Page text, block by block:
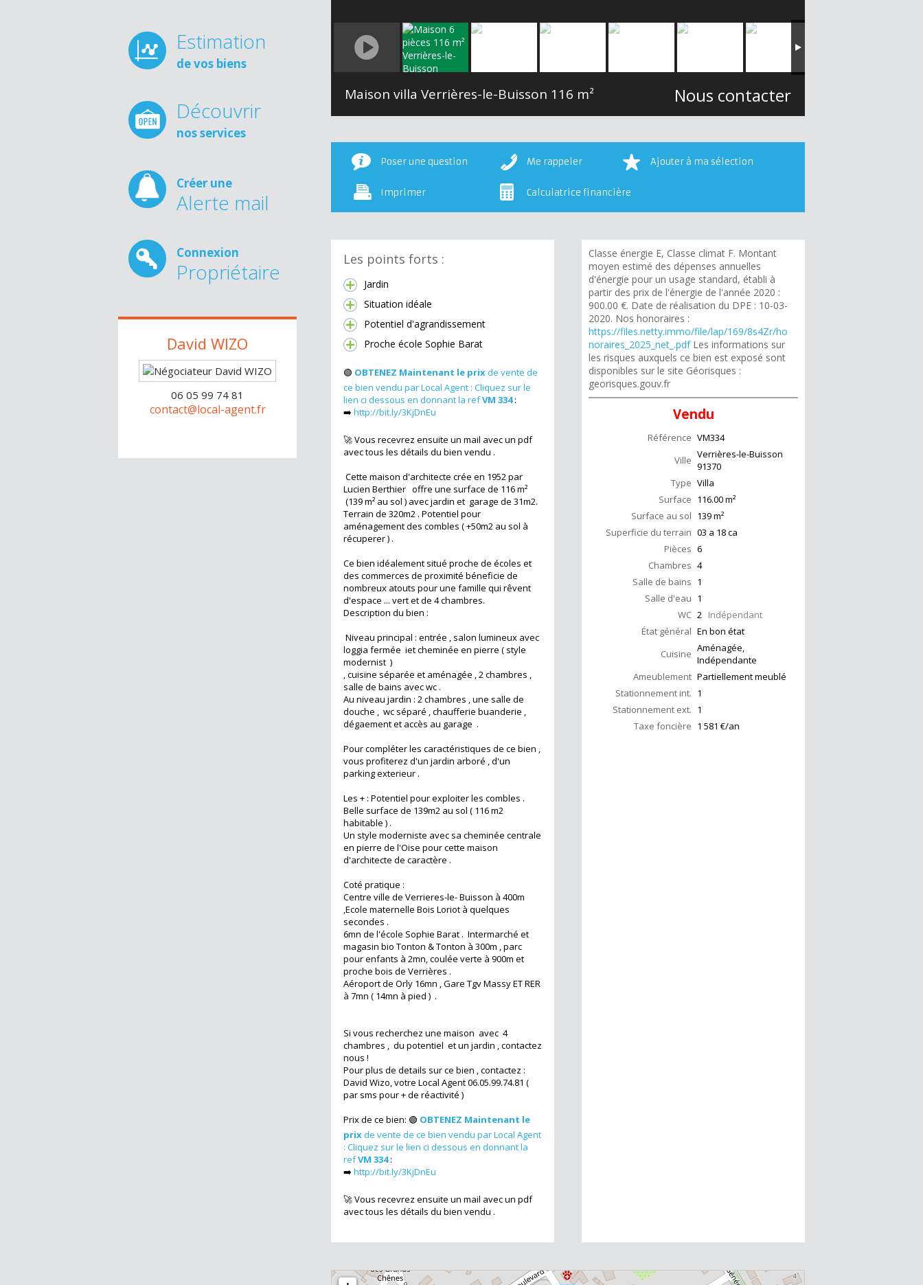
Estimation
de vos biens
Découvrir
nos services
Créer une
Alerte mail
Connexion
Propriétaire
David WIZO
06 05 99 74 81
contact@local-agent.fr
Maison villa Verrières-le-Buisson 116 m² Nous contacter
Poser une question Me rappeler Ajouter à ma sélection
Imprimer Calculatrice financière
Les points forts :
Jardin
Situation idéale
Potentiel d'agrandissement
Proche école Sophie Barat
🟢 OBTENEZ Maintenant le prixde vente de
ce bien vendu par Local Agent : Cliquez sur le
lien ci dessous en donnant la refVM 334:
➡️ http://bit.ly/3KjDnEu
🚀 Vous recevrez ensuite un mail avec un pdf
avec tous les détails du bien vendu .
Cette maison d'architecte crée en 1952 par
Lucien Berthier offre une surface de 116 m²
(139 m² au sol ) avec jardin et garage de 31m2.
Terrain de 320m2 . Potentiel pour
aménagement des combles ( +50m2 au sol à
récuperer ) .
Ce bien idéalement situé proche de écoles et
des commerces de proximité béneficie de
nombreux atouts pour une famille qui rêvent
d'espace ... vert et de 4 chambres.
Description du bien :
Niveau principal : entrée , salon lumineux avec
loggia fermée iet cheminée en pierre ( style
modernist )
, cuisine séparée et aménagée , 2 chambres ,
salle de bains avec wc .
Au niveau jardin : 2 chambres , une salle de
douche , wc séparé , chaufferie buanderie ,
dégaement et accès au garage .
Pour compléter les caractéristiques de ce bien ,
vous profiterez d'un jardin arboré , d'un
parking exterieur .
Les + : Potentiel pour exploiter les combles .
Belle surface de 139m2 au sol ( 116 m2
habitable ) .
Un style moderniste avec sa cheminée centrale
en pierre de l'Oise pour cette maison
d'architecte de caractère .
Coté pratique :
Centre ville de Verrieres-le- Buisson à 400m
,Ecole maternelle Bois Loriot à quelques
secondes .
6mn de l'école Sophie Barat . Intermarché et
magasin bio Tonton & Tonton à 300m , parc
pour enfants à 2mn, coulée verte à 900m et
proche bois de Verrières .
Aéroport de Orly 16mn , Gare Tgv Massy ET RER
à 7mn ( 14mn à pied ) .
Si vous recherchez une maison avec 4
chambres , du potentiel et un jardin , contactez
nous !
Pour plus de details sur ce bien , contactez :
David Wizo, votre Local Agent 06.05.99.74.81 (
par sms pour + de réactivité )
Prix de ce bien: 🟢 OBTENEZ Maintenant le
prixde vente de ce bien vendu par Local Agent
: Cliquez sur le lien ci dessous en donnant la
refVM 334 :
➡️ http://bit.ly/3KjDnEu
🚀 Vous recevrez ensuite un mail avec un pdf
avec tous les détails du bien vendu .
Classe énergie E, Classe climat F. Montant
moyen estimé des dépenses annuelles
d'énergie pour un usage standard, établi à
partir des prix de l'énergie de l'année 2020 :
900.00 €. Date de réalisation du DPE : 10-03-
2020. Nos honoraires :
https://files.netty.immo/file/lap/169/8s4Zr/ho
noraires_2025_net_.pdfLes informations sur
les risques auxquels ce bien est exposé sont
disponibles sur le site Géorisques :
georisques.gouv.fr
Vendu
Référence VM334
Ville Verrières-le-Buisson
91370
Type Villa
Surface 116.00m²
Surface au sol 139m²
Superficie du terrain 03 a 18 ca
Pièces 6
Chambres 4
Salle de bains 1
Salle d'eau 1
WC 2 Indépendant
État général En bon état
Cuisine Aménagée,
Indépendante
Ameublement Partiellement meublé
Stationnement int. 1
Stationnement ext. 1
Taxe foncière 1 581 €/an